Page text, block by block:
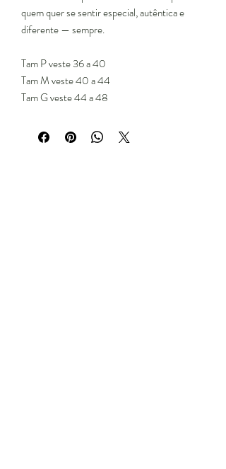
quem quer se sentir especial, autêntica e
diferente — sempre.
Tam P veste 36 a 40
Tam M veste 40 a 44
Tam G veste 44 a 48